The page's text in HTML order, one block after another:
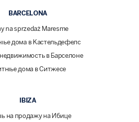
BARCELONA
na sprzedaż Maresme
дома в Кастельдефелс
в Барселоне
дома в Ситжесе
IBIZA
на продажу на Ибице